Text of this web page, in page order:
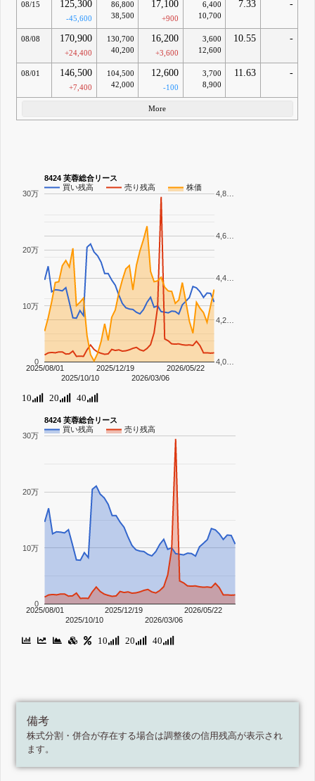
08/15 125,300
-45,600
86,800
38,500
17,100
+900
6,400
10,700
7.33 -
08/08 170,900
+24,400
130,700
40,200
16,200
+3,600
3,600
12,600
10.55 -
08/01 146,500
+7,400
104,500
42,000
12,600
-100
3,700
8,900
11.63 -
More
8424 芙蓉総合リース
買い残高
売り残高 株価
2025/08/01
2025/10/10
2025/12/19
2026/03/06
2026/05/22
0
10万
20万
30万
4,0…
4,2…
4,4…
4,6…
4,8…
10 20 40
8424 芙蓉総合リース
買い残高
売り残高
2025/08/01
2025/10/10
2025/12/19
2026/03/06
2026/05/22
0
10万
20万
30万
10 20 40
備考
株式分割・併合が存在する場合は調整後の信用残高が表示され
ます。